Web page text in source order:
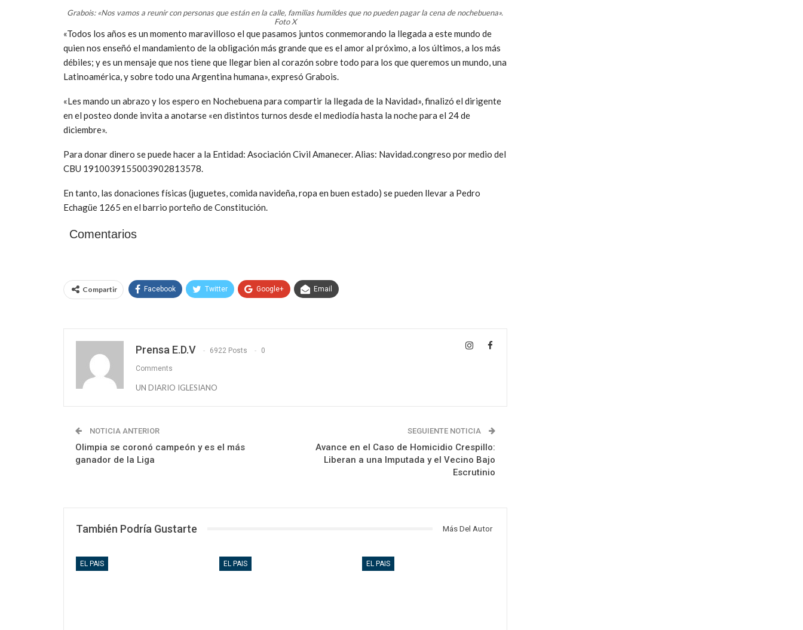
Grabois: «Nos vamos a reunir con personas que están en la calle, familias humildes que no pueden pagar la cena de nochebuena».
Foto X
«Todos los años es un momento maravilloso el que pasamos juntos conmemorando la llegada a este mundo de
quien nos enseñó el mandamiento de la obligación más grande que es el amor al próximo, a los últimos, a los más
débiles; y es un mensaje que nos tiene que llegar bien al corazón sobre todo para los que queremos un mundo, una
Latinoamérica, y sobre todo una Argentina humana», expresó Grabois.
«Les mando un abrazo y los espero en Nochebuena para compartir la llegada de la Navidad», finalizó el dirigente
en el posteo donde invita a anotarse «en distintos turnos desde el mediodía hasta la noche para el 24 de
diciembre».
Para donar dinero se puede hacer a la Entidad: Asociación Civil Amanecer. Alias: Navidad.congreso por medio del
CBU 1910039155003902813578.
En tanto, las donaciones físicas (juguetes, comida navideña, ropa en buen estado) se pueden llevar a Pedro
Echagüe 1265 en el barrio porteño de Constitución.
Comentarios
Compartir Facebook Twitter Google+ Email
Prensa E.D.V 6922 Posts 0
Comments
UN DIARIO IGLESIANO
NOTICIA ANTERIOR
Olimpia se coronó campeón y es el más
ganador de la Liga
SEGUIENTE NOTICIA
Avance en el Caso de Homicidio Crespillo:
Liberan a una Imputada y el Vecino Bajo
Escrutinio
También Podría Gustarte Más Del Autor
EL PAIS EL PAIS EL PAIS